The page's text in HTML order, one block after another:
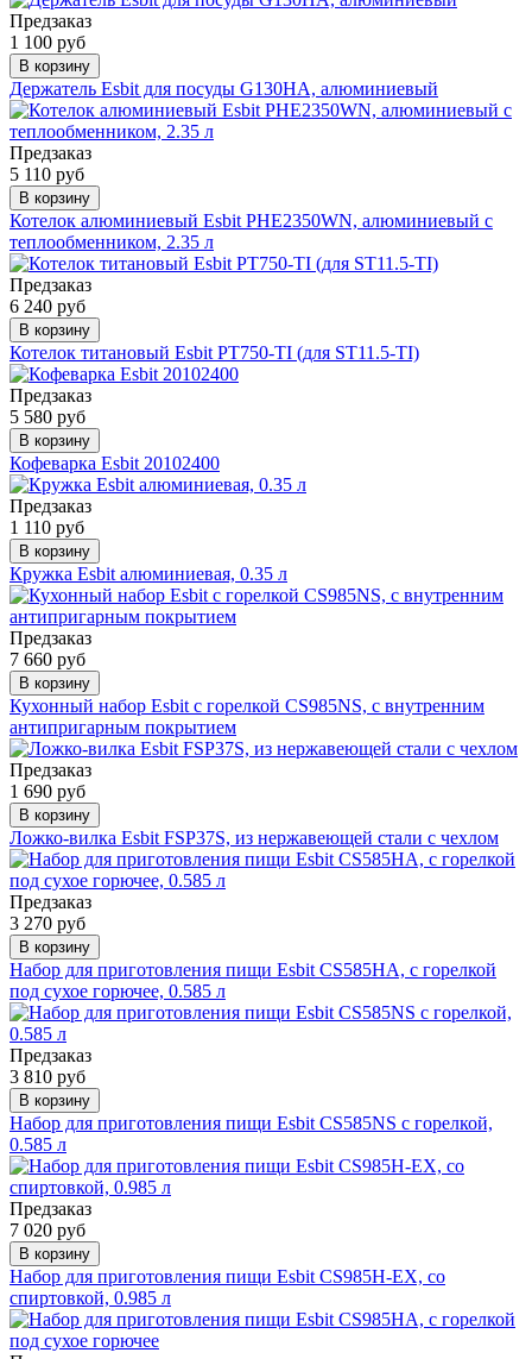
Предзаказ
1 100 руб
В корзину
Держатель Esbit для посуды G130HA, алюминиевый
Предзаказ
5 110 руб
В корзину
Котелок алюминиевый Esbit PHE2350WN, алюминиевый с
теплообменником, 2.35 л
Предзаказ
6 240 руб
В корзину
Котелок титановый Esbit PT750-TI (для ST11.5-TI)
Предзаказ
5 580 руб
В корзину
Кофеварка Esbit 20102400
Предзаказ
1 110 руб
В корзину
Кружка Esbit алюминиевая, 0.35 л
Предзаказ
7 660 руб
В корзину
Кухонный набор Esbit с горелкой CS985NS, с внутренним
антипригарным покрытием
Предзаказ
1 690 руб
В корзину
Ложко-вилка Esbit FSP37S, из нержавеющей стали с чехлом
Предзаказ
3 270 руб
В корзину
Набор для приготовления пищи Esbit CS585HA, с горелкой
под сухое горючее, 0.585 л
Предзаказ
3 810 руб
В корзину
Набор для приготовления пищи Esbit CS585NS с горелкой,
0.585 л
Предзаказ
7 020 руб
В корзину
Набор для приготовления пищи Esbit CS985H-EX, со
спиртовкой, 0.985 л